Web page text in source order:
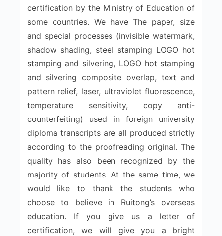
certification by the Ministry of Education of
some countries. We have The paper, size
and special processes (invisible watermark,
shadow shading, steel stamping LOGO hot
stamping and silvering, LOGO hot stamping
and silvering composite overlap, text and
pattern relief, laser, ultraviolet fluorescence,
temperature sensitivity, copy anti-
counterfeiting) used in foreign university
diploma transcripts are all produced strictly
according to the proofreading original. The
quality has also been recognized by the
majority of students. At the same time, we
would like to thank the students who
choose to believe in Ruitong’s overseas
education. If you give us a letter of
certification, we will give you a bright